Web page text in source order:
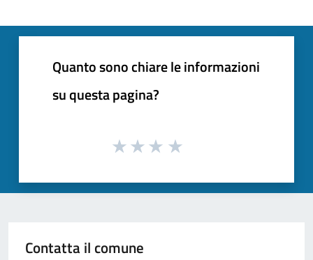
Quanto sono chiare le informazioni
su questa pagina?
Contatta il comune